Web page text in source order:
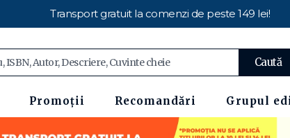
Transport gratuit la comenzi de peste 149 lei!
Caută
Promoții Recomandări Grupul